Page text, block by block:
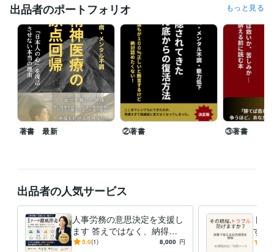
ド』で人生に革命を起こそう。 大谷翔平も実践するメソッド。リバ
ウンド続きの人材育成に決別。 無から有を作る！マネジメントツー
ルとして行う業務効率化
メンタル不調で職場復帰できない社員を生
み出さないための勉強会 アドラー心理学
本当のところ、過労死は何
が原因で起きるの？
うつ病・メンタル不調　隠されてきたどん底か
らの復活方法
裁判の代償　裁判は救いか、苦しみか
資格・検定
プロコーチ 取得年 : 2018年
特定社会保険労務士 取得年 : 2016年
原田メソッド認定パートナー 取得年 : 2019年
社会保険労務士 取得年 : 2008年
得意分野
士業 人事・労務 特定社会保険労務士 就業規則 紛争解決
語学力
スペイン語 日常会話レベル
出品者のポートフォリオ もっと見る
著書 最新 ②著書 ③著書
出品者の人気サービス
人事労務の意思決定を支援し
ます 答えではなく、納得で
きる判断を支援します
5.0(1) 8,000 円
ト
する
で使